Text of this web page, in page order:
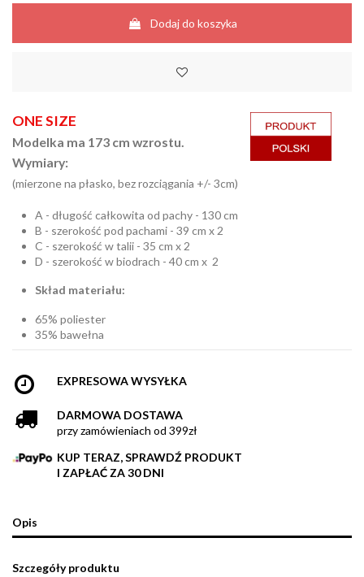
Dodaj do koszyka
ONE SIZE
Modelka ma 173 cm wzrostu.
Wymiary:
(mierzone na płasko, bez rozciągania +/- 3cm)
A - długość całkowita od pachy - 130 cm
B - szerokość pod pachami - 39 cm x 2
C - szerokość w talii - 35 cm x 2
D - szerokość w biodrach - 40 cm x 2
Skład materiału:
65% poliester
35% bawełna
EXPRESOWA WYSYŁKA
DARMOWA DOSTAWA
przy zamówieniach od 399zł
KUP TERAZ, SPRAWDŹ PRODUKT
I ZAPŁAĆ ZA 30 DNI
Opis
Szczegóły produktu